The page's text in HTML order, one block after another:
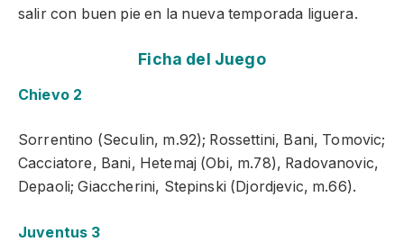
salir con buen pie en la nueva temporada liguera.
Ficha del Juego
Chievo 2
Sorrentino (Seculin, m.92); Rossettini, Bani, Tomovic;
Cacciatore, Bani, Hetemaj (Obi, m.78), Radovanovic,
Depaoli; Giaccherini, Stepinski (Djordjevic, m.66).
Juventus 3